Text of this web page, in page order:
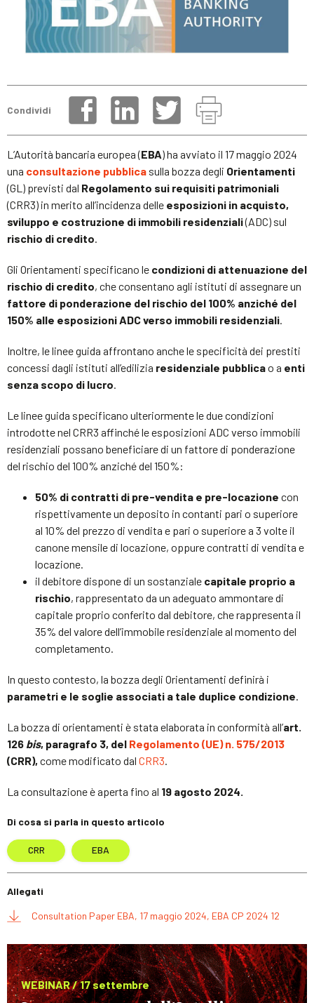
Condividi
L’Autorità bancaria europea (EBA) ha avviato il 17 maggio 2024
una consultazione pubblica sulla bozza degli Orientamenti
(GL) previsti dal Regolamento sui requisiti patrimoniali
(CRR3) in merito all’incidenza delle esposizioni in acquisto,
sviluppo e costruzione di immobili residenziali(ADC) sul
rischio di credito.
Gli Orientamenti specificano le condizioni di attenuazione del
rischio di credito, che consentano agli istituti di assegnare un
fattore di ponderazione del rischio del 100% anziché del
150% alle esposizioni ADC verso immobili residenziali.
Inoltre, le linee guida affrontano anche le specificità dei prestiti
concessi dagli istituti all’edilizia residenziale pubblicao a enti
senza scopo di lucro.
Le linee guida specificano ulteriormente le due condizioni
introdotte nel CRR3 affinché le esposizioni ADC verso immobili
residenziali possano beneficiare di un fattore di ponderazione
del rischio del 100% anziché del 150%:
50% di contratti di pre-vendita e pre-locazione con
rispettivamente un deposito in contanti pari o superiore
al 10% del prezzo di vendita e pari o superiore a 3 volte il
canone mensile di locazione, oppure contratti di vendita e
locazione.
il debitore dispone di un sostanziale capitale proprio a
rischio, rappresentato da un adeguato ammontare di
capitale proprio conferito dal debitore, che rappresenta il
35% del valore dell’immobile residenziale al momento del
completamento.
In questo contesto, la bozza degli Orientamenti definirà i
parametri e le soglie associati a tale duplice condizione.
La bozza di orientamenti è stata elaborata in conformità all’art.
126 bis, paragrafo 3, del Regolamento (UE) n. 575/2013
(CRR), come modificato dal CRR3.
La consultazione è aperta fino al 19 agosto 2024.
Di cosa si parla in questo articolo
CRR EBA
Allegati
Consultation Paper EBA, 17 maggio 2024, EBA CP 2024 12
WEBINAR / 17 settembre